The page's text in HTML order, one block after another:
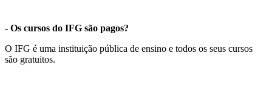
- Os cursos do IFG são pagos?
O IFG é uma instituição pública de ensino e todos os seus cursos
são gratuitos.